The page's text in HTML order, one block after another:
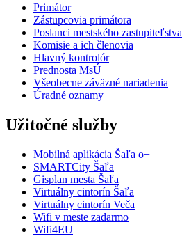
Primátor
Zástupcovia primátora
Poslanci mestského zastupiteľstva
Komisie a ich členovia
Hlavný kontrolór
Prednosta MsÚ
Všeobecne záväzné nariadenia
Úradné oznamy
Užitočné služby
Mobilná aplikácia Šaľa o+
SMARTCity Šaľa
Gisplan mesta Šaľa
Virtuálny cintorín Šaľa
Virtuálny cintorín Veča
Wifi v meste zadarmo
Wifi4EU